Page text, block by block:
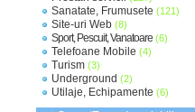
Sanatate, Frumusete (121)
Site-uri Web (8)
Sport, Pescuit, Vanatoare (6)
Telefoane Mobile (4)
Turism (3)
Underground (2)
Utilaje, Echipamente (6)